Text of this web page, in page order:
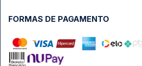
FORMAS DE PAGAMENTO